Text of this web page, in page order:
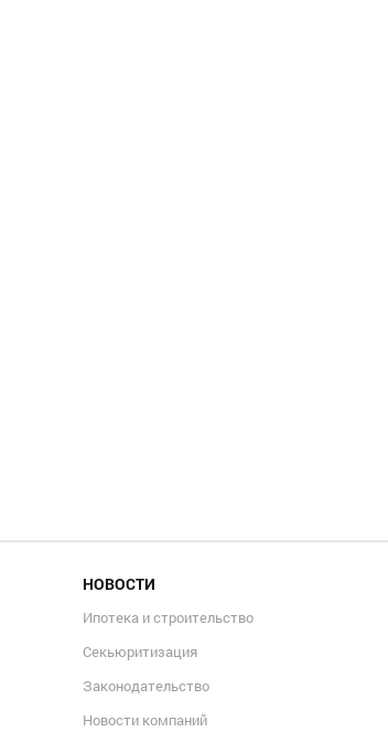
НОВОСТИ
Ипотека и строительство
Секьюритизация
Законодательство
Новости компаний